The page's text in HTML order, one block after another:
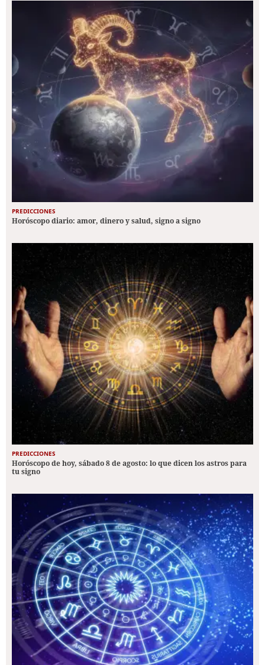
PREDICCIONES
Horóscopo diario: amor, dinero y salud, signo a signo
PREDICCIONES
Horóscopo de hoy, sábado 8 de agosto: lo que dicen los astros para
tu signo